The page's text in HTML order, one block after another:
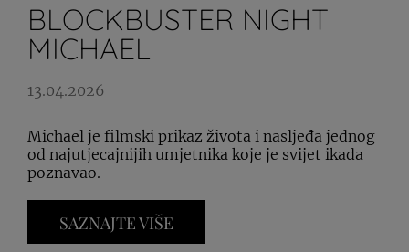
BLOCKBUSTER NIGHT
MICHAEL
13.04.2026
Michael je filmski prikaz života i nasljeđa jednog
od najutjecajnijih umjetnika koje je svijet ikada
poznavao.
SAZNAJTE VIŠE